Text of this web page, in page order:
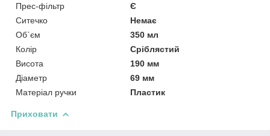
Прес-фільтр
Є
Ситечко
Немає
Об`єм
350 мл
Колір
Сріблястий
Висота
190 мм
Діаметр
69 мм
Матеріал ручки
Пластик
Приховати